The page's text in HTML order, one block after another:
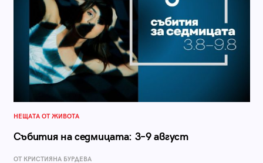
НЕЩАТА ОТ ЖИВОТА
Събития на седмицата: 3–9 август
ОТ КРИСТИЯНА БУРДЕВА